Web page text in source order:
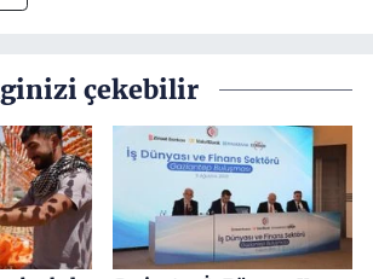
çekebilir